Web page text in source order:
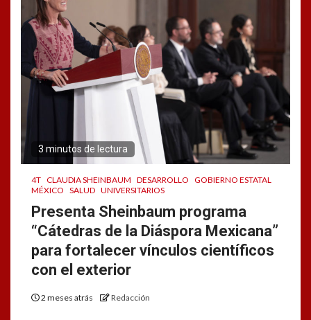
3 minutos de lectura
4T CLAUDIA SHEINBAUM DESARROLLO GOBIERNO ESTATAL
MÉXICO SALUD UNIVERSITARIOS
Presenta Sheinbaum programa
“Cátedras de la Diáspora Mexicana”
para fortalecer vínculos científicos
con el exterior
2 meses atrás Redacción